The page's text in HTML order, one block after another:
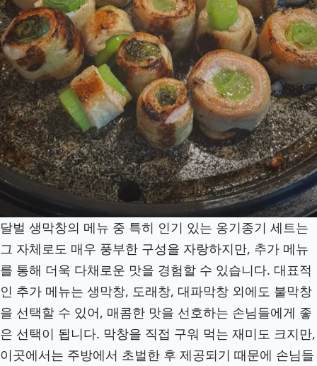
달벌 생막창의 메뉴 중 특히 인기 있는 옹기종기 세트는
그 자체로도 매우 풍부한 구성을 자랑하지만, 추가 메뉴
를 통해 더욱 다채로운 맛을 경험할 수 있습니다. 대표적
인 추가 메뉴는 생막창, 도래창, 대파막창 외에도 불막창
을 선택할 수 있어, 매콤한 맛을 선호하는 손님들에게 좋
은 선택이 됩니다. 막창을 직접 구워 먹는 재미도 크지만,
이곳에서는 주방에서 초벌한 후 제공되기 때문에 손님들